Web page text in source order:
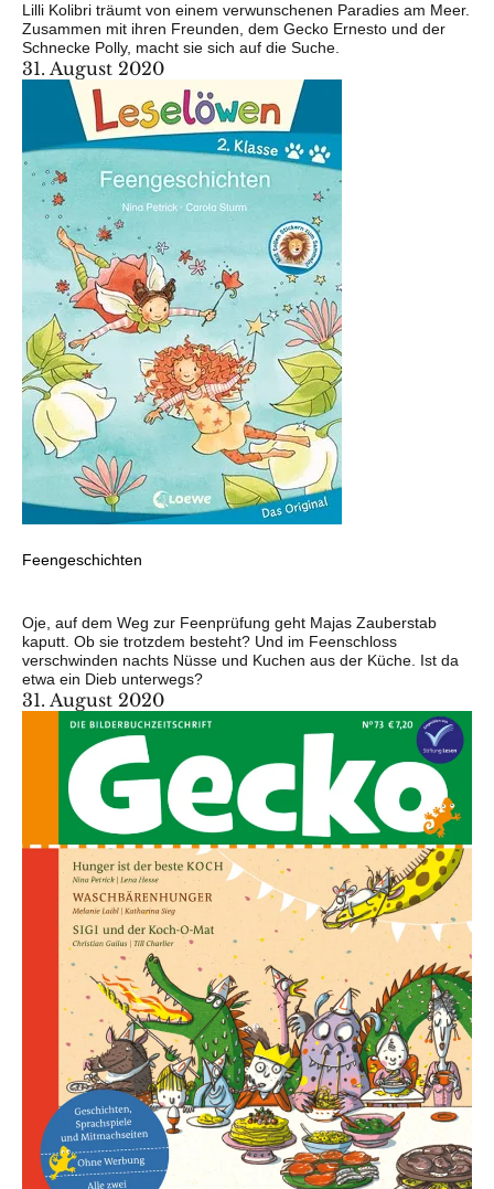
Lilli Kolibri träumt von einem verwunschenen Paradies am Meer.
Zusammen mit ihren Freunden, dem Gecko Ernesto und der
Schnecke Polly, macht sie sich auf die Suche.
31. August 2020
Feengeschichten
Oje, auf dem Weg zur Feenprüfung geht Majas Zauberstab
kaputt. Ob sie trotzdem besteht? Und im Feenschloss
verschwinden nachts Nüsse und Kuchen aus der Küche. Ist da
etwa ein Dieb unterwegs?
31. August 2020